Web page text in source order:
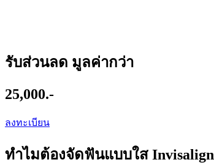
รับส่วนลด มูลค่ากว่า
25,000.-
ลงทะเบียน
ทำไมต้องจัดฟันแบบใส Invisalign